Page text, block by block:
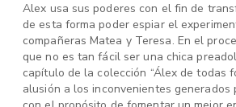
Alex usa sus poderes con el fin de
de esta forma poder espiar el
compañeras Matea y Teresa. En el
que no es tan fácil ser una chica
capítulo de la colección “Álex de todas
alusión a los inconvenientes generados